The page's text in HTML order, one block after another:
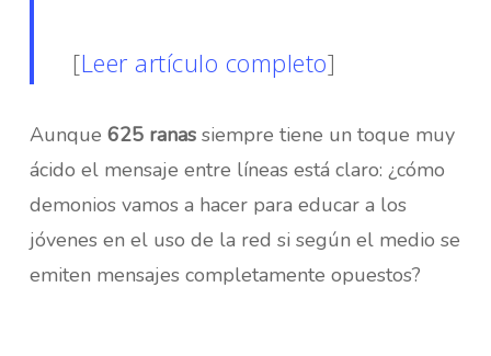
[Leer artículo completo]
Aunque 625 ranassiempre tiene un toque muy
ácido el mensaje entre líneas está claro: ¿cómo
demonios vamos a hacer para educar a los
jóvenes en el uso de la red si según el medio se
emiten mensajes completamente opuestos?